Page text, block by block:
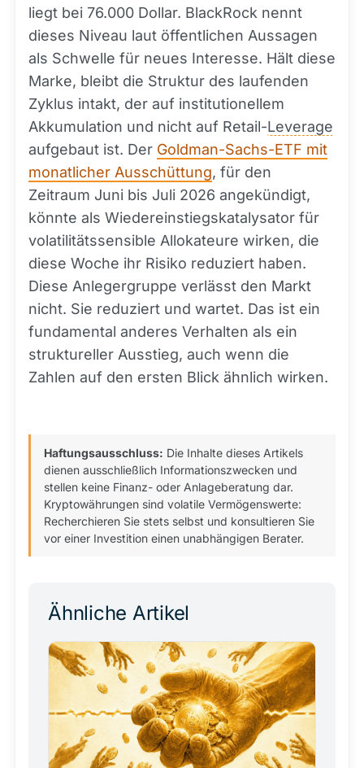
liegt bei 76.000 Dollar. BlackRock nennt
dieses Niveau laut öffentlichen Aussagen
als Schwelle für neues Interesse. Hält diese
Marke, bleibt die Struktur des laufenden
Zyklus intakt, der auf institutionellem
Akkumulation und nicht auf Retail-Leverage
aufgebaut ist. Der Goldman-Sachs-ETF mit
monatlicher Ausschüttung, für den
Zeitraum Juni bis Juli 2026 angekündigt,
könnte als Wiedereinstiegskatalysator für
volatilitätssensible Allokateure wirken, die
diese Woche ihr Risiko reduziert haben.
Diese Anlegergruppe verlässt den Markt
nicht. Sie reduziert und wartet. Das ist ein
fundamental anderes Verhalten als ein
struktureller Ausstieg, auch wenn die
Zahlen auf den ersten Blick ähnlich wirken.
Haftungsausschluss: Die Inhalte dieses Artikels
dienen ausschließlich Informationszwecken und
stellen keine Finanz- oder Anlageberatung dar.
Kryptowährungen sind volatile Vermögenswerte:
Recherchieren Sie stets selbst und konsultieren Sie
vor einer Investition einen unabhängigen Berater.
Ähnliche Artikel